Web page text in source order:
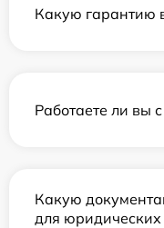
Какую гарантию
Работаете ли вы
Какую
для юридических